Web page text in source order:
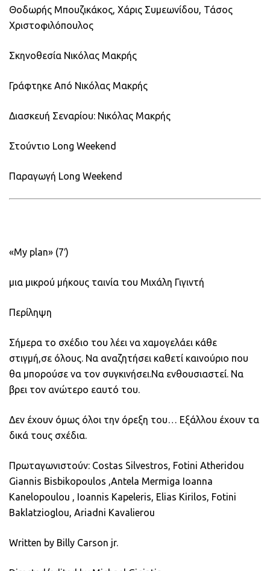
Θοδωρής Μπουζικάκος, Χάρις Συμεωνίδου, Τάσος
Χριστοφιλόπουλος
Σκηνοθεσία Νικόλας Μακρής
Γράφτηκε Από Νικόλας Μακρής
Διασκευή Σεναρίου: Νικόλας Μακρής
Στούντιο Long Weekend
Παραγωγή Long Weekend
«My plan» (7′)
μια μικρού μήκους ταινία του Μιχάλη Γιγιντή
Περίληψη
Σήμερα το σχέδιο του λέει να χαμογελάει κάθε
στιγμή,σε όλους. Να αναζητήσει καθετί καινούριο που
θα μπορούσε να τον συγκινήσει.Να ενθουσιαστεί. Να
βρει τον ανώτερο εαυτό του.
Δεν έχουν όμως όλοι την όρεξη του… Εξάλλου έχουν τα
δικά τους σχέδια.
Πρωταγωνιστούν: Costas Silvestros, Fotini Atheridou
Giannis Bisbikopoulos ,Antela Mermiga Ioanna
Kanelopoulou , Ioannis Kapeleris, Elias Kirilos, Fotini
Baklatzioglou, Ariadni Kavalierou
Written by Billy Carson jr.